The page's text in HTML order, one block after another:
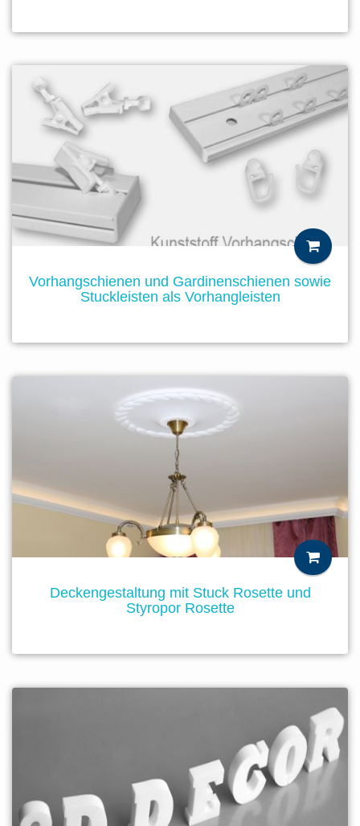
Vorhangschienen und Gardinenschienen sowie
Stuckleisten als Vorhangleisten
Deckengestaltung mit Stuck Rosette und
Styropor Rosette